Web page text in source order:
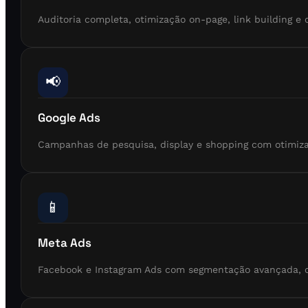
Auditoria completa, otimização on-page, link building e
📢
Google Ads
Campanhas de pesquisa, display e shopping com
📱
Meta Ads
Facebook e Instagram Ads com segmentação